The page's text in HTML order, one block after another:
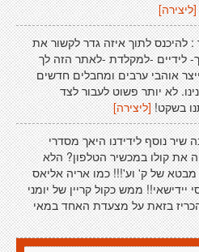
[ליצירה]
לתוך איזה גדר לקשור את
לידיים -למקלדת -לאתר הזה לך
אוהבי ערבים ומחבלים חדשים
לא יותר פשוט לעבור לצד
בשקט![ליצירה]
שיר נוסף לידידנו היאך מסדרי
את קולו במכשיר הטלפון? הלא
של ק' וע'!!! כמו אריה אליאס
יידישאי!! ממש כקול קריין של יומני
בזאת על מצעדת האחד במאי